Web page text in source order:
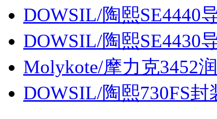
DOWSIL/陶熙SE4440
DOWSIL/陶熙SE4430
Molykote/摩力克3452
DOWSIL/陶熙730FS封